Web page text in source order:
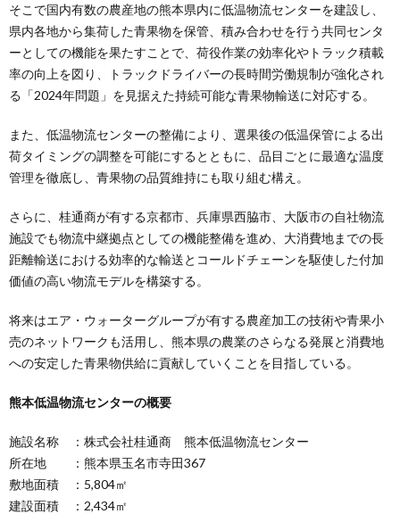
そこで国内有数の農産地の熊本県内に低温物流センターを建設し、
県内各地から集荷した青果物を保管、積み合わせを行う共同センタ
ーとしての機能を果たすことで、荷役作業の効率化やトラック積載
率の向上を図り、トラックドライバーの長時間労働規制が強化され
る「2024年問題」を見据えた持続可能な青果物輸送に対応する。
また、低温物流センターの整備により、選果後の低温保管による出
荷タイミングの調整を可能にするとともに、品目ごとに最適な温度
管理を徹底し、青果物の品質維持にも取り組む構え。
さらに、桂通商が有する京都市、兵庫県西脇市、大阪市の自社物流
施設でも物流中継拠点としての機能整備を進め、大消費地までの長
距離輸送における効率的な輸送とコールドチェーンを駆使した付加
価値の高い物流モデルを構築する。
将来はエア・ウォーターグループが有する農産加工の技術や青果小
売のネットワークも活用し、熊本県の農業のさらなる発展と消費地
への安定した青果物供給に貢献していくことを目指している。
熊本低温物流センターの概要
施設名称 ：株式会社桂通商 熊本低温物流センター
所在地 ：熊本県玉名市寺田367
敷地面積 ：5,804㎡
建設面積 ：2,434㎡